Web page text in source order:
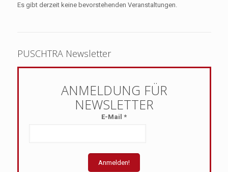
Es gibt derzeit keine bevorstehenden Veranstaltungen.
PUSCHTRA Newsletter
E-Mail *